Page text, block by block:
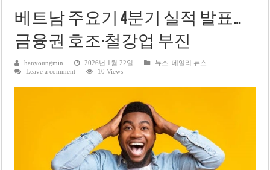
MWG 대표 “올해 이익 목표 9조2천억동, 2~3개월 조기 달성 자신”
FIFA 인판티노 회장, 유럽 축구계·북미 정치권 불신임 압박 직면
호찌민시, 올해 국경절 연휴 5일 연속 휴무 확정… 8월 29일~9월 2일
호찌민 Đá Đỏ 수로 정비 사업, 2026년 말 완공 목표
미 국방부, 육군 참모총장 임명 난항
조세심판원, 배우 유연석 30억 세금 불복 청구 기각
베트남 주요기 4분기 실적 발표…
금융권 호조·철강업 부진
hanyoungmin 2026년 1월 22일 뉴스 ,데일리 뉴스
Leave a comment
10 Views